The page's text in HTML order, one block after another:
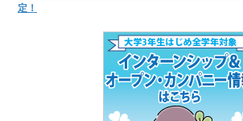
定！